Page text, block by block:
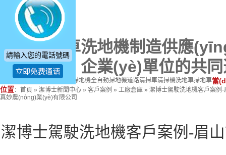
電動掃地車洗地機制造供應
潔、企業(yè)單位的共同
熱門關(guān)鍵詞：駕駛式掃地機全自動掃地機道路清掃車清掃機洗地車掃地車當
位置： 首頁 » 潔博士新聞中心 » 客戶案例 » 工廠倉庫 » 潔博士駕駛洗地機客戶案例-
真妙農(nóng)業(yè)有限公司
潔博士駕駛洗地機客戶案例-眉